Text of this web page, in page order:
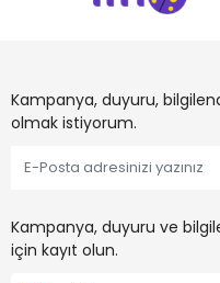
Kampanya, duyuru,
olmak istiyorum.
Kampanya, duyuru ve
için kayıt olun.